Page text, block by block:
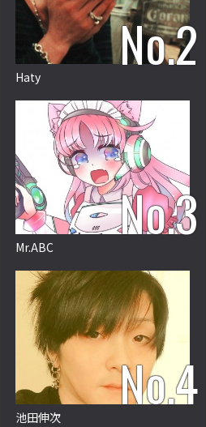
Haty
Mr.ABC
池田伸次